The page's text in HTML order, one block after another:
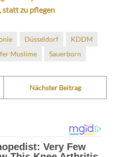
statt zu pflegen
Düsseldorf
KDDM
Muslime Sauerborn
Nächster Beitrag